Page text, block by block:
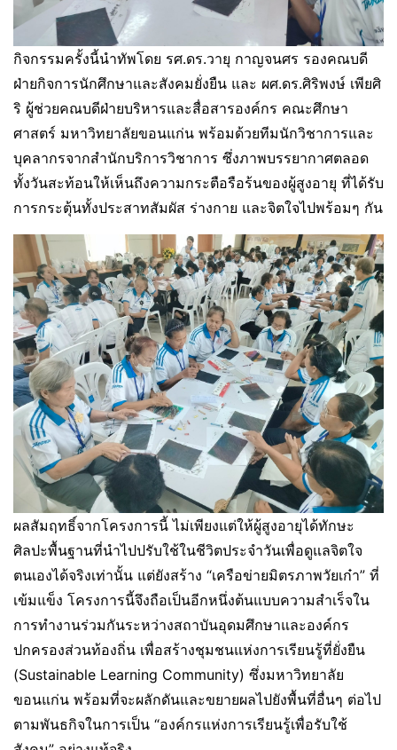
กิจกรรมครั้งนี้นำทัพโดย รศ.ดร.วายุ กาญจนศร รองคณบดี
ฝ่ายกิจการนักศึกษาและสังคมยั่งยืน และ ผศ.ดร.ศิริพงษ์ เพียศิ
ริ ผู้ช่วยคณบดีฝ่ายบริหารและสื่อสารองค์กร คณะศึกษา
ศาสตร์ มหาวิทยาลัยขอนแก่น พร้อมด้วยทีมนักวิชาการและ
บุคลากรจากสำนักบริการวิชาการ ซึ่งภาพบรรยากาศตลอด
ทั้งวันสะท้อนให้เห็นถึงความกระตือรือร้นของผู้สูงอายุ ที่ได้รับ
การกระตุ้นทั้งประสาทสัมผัส ร่างกาย และจิตใจไปพร้อมๆ กัน
ผลสัมฤทธิ์จากโครงการนี้ ไม่เพียงแต่ให้ผู้สูงอายุได้ทักษะ
ศิลปะพื้นฐานที่นำไปปรับใช้ในชีวิตประจำวันเพื่อดูแลจิตใจ
ตนเองได้จริงเท่านั้น แต่ยังสร้าง “เครือข่ายมิตรภาพวัยเก๋า” ที่
เข้มแข็ง โครงการนี้จึงถือเป็นอีกหนึ่งต้นแบบความสำเร็จใน
การทำงานร่วมกันระหว่างสถาบันอุดมศึกษาและองค์กร
ปกครองส่วนท้องถิ่น เพื่อสร้างชุมชนแห่งการเรียนรู้ที่ยั่งยืน
(Sustainable Learning Community) ซึ่งมหาวิทยาลัย
ขอนแก่น พร้อมที่จะผลักดันและขยายผลไปยังพื้นที่อื่นๆ ต่อไป
ตามพันธกิจในการเป็น “องค์กรแห่งการเรียนรู้เพื่อรับใช้